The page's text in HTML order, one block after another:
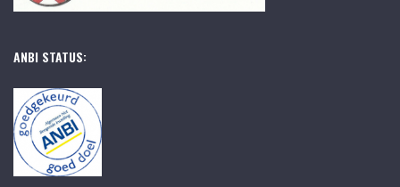
ANBI STATUS: